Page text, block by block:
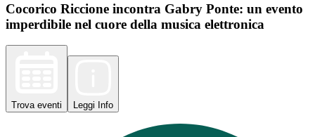
Cocorico Riccione incontra Gabry Ponte: un evento
imperdibile nel cuore della musica elettronica
Trova eventi Leggi Info